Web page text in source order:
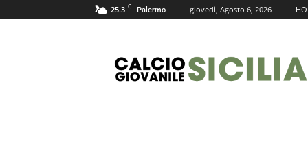
25.3 C Palermo giovedì, Agosto 6, 2026
Giovanile
Sicilia